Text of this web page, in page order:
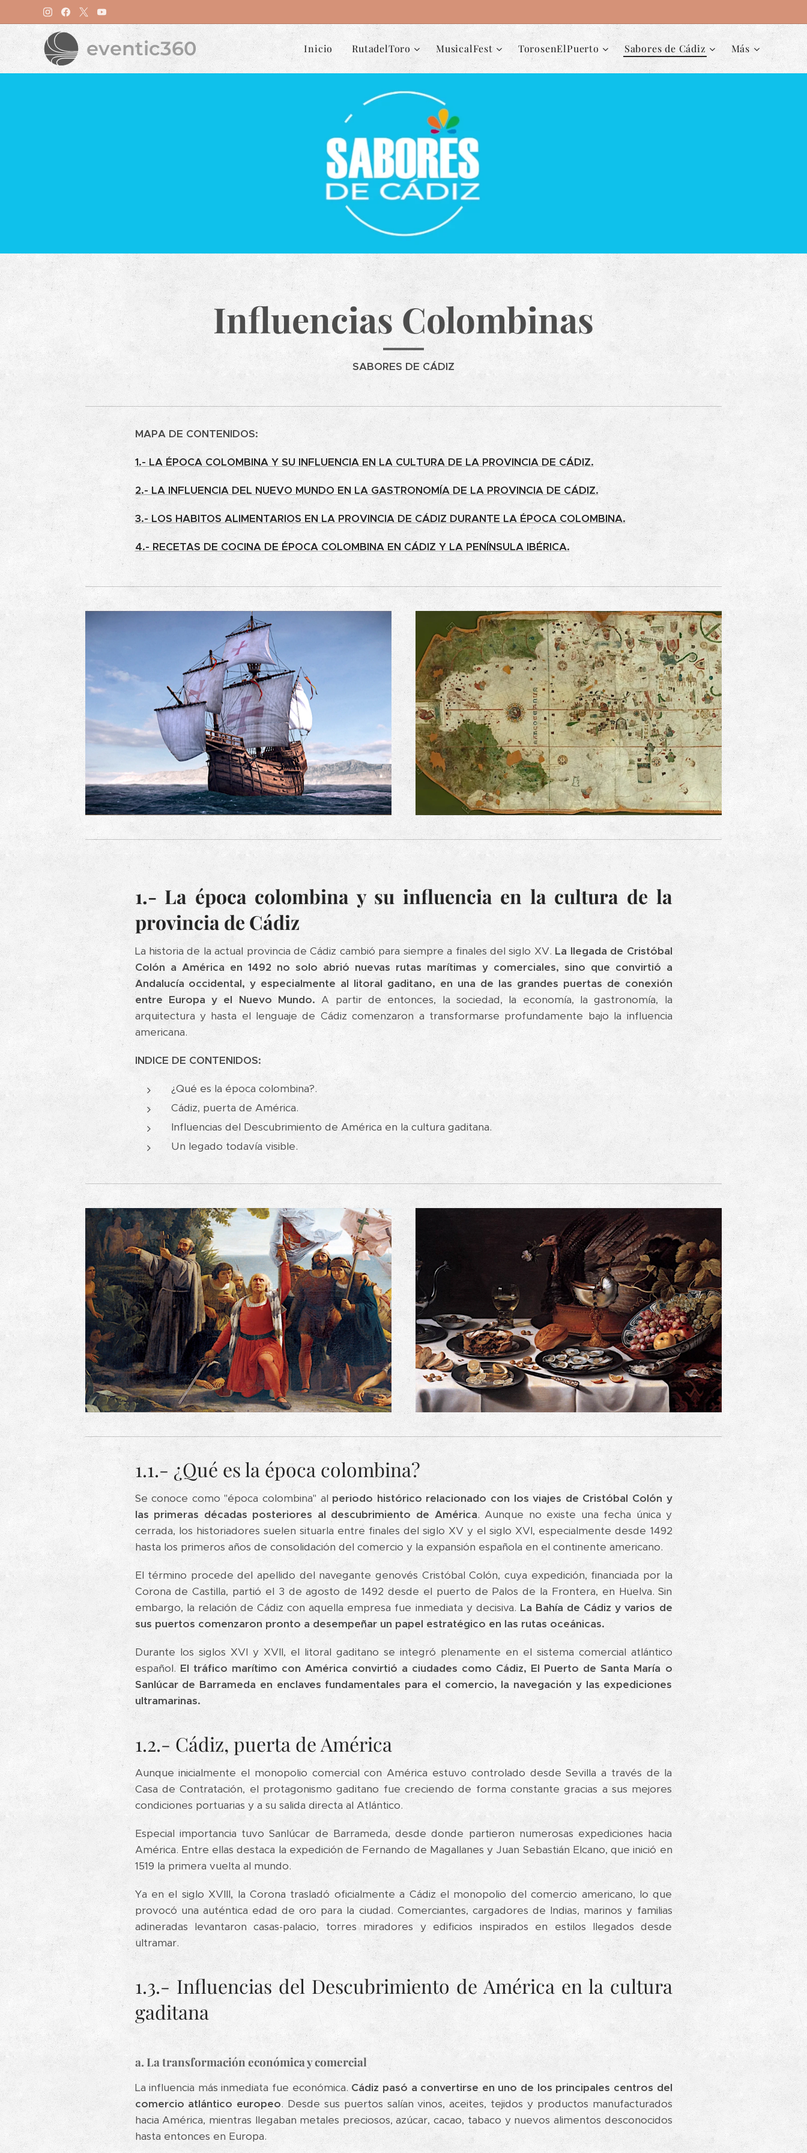
eventic360 Inicio RutadelToro MusicalFest TorosenElPuerto Sabores de Cádiz Más
Influencias Colombinas
SABORES DE CÁDIZ
MAPA DE CONTENIDOS:
1.- LA ÉPOCA COLOMBINA Y SU INFLUENCIA EN LA CULTURA DE LA PROVINCIA DE CÁDIZ.
2.- LA INFLUENCIA DEL NUEVO MUNDO EN LA GASTRONOMÍA DE LA PROVINCIA DE CÁDIZ.
3.- LOS HABITOS ALIMENTARIOS EN LA PROVINCIA DE CÁDIZ DURANTE LA ÉPOCA COLOMBINA.
4.- RECETAS DE COCINA DE ÉPOCA COLOMBINA EN CÁDIZ Y LA PENÍNSULA IBÉRICA.
1.- La época colombina y su influencia en la cultura de la
provincia de Cádiz
La historia de la actual provincia de Cádiz cambió para siempre a finales del siglo XV.La llegada de Cristóbal
Colón a América en 1492 no solo abrió nuevas rutas marítimas y comerciales, sino que convirtió a
Andalucía occidental, y especialmente al litoral gaditano, en una de las grandes puertas de conexión
entre Europa y el Nuevo Mundo.A partir de entonces, la sociedad, la economía, la gastronomía, la
arquitectura y hasta el lenguaje de Cádiz comenzaron a transformarse profundamente bajo la influencia
americana.
INDICE DE CONTENIDOS:
¿Qué es la época colombina?.
Cádiz, puerta de América.
Influencias del Descubrimiento de América en la cultura gaditana.
Un legado todavía visible.
1.1.- ¿Qué es la época colombina?
Se conoce como "época colombina" al periodo histórico relacionado con los viajes de Cristóbal Colón y
las primeras décadas posteriores al descubrimiento de América. Aunque no existe una fecha única y
cerrada, los historiadores suelen situarla entre finales del siglo XV y el siglo XVI, especialmente desde 1492
hasta los primeros años de consolidación del comercio y la expansión española en el continente americano.
El término procede del apellido del navegante genovés Cristóbal Colón, cuya expedición, financiada por la
Corona de Castilla, partió el 3 de agosto de 1492 desde el puerto de Palos de la Frontera, en Huelva. Sin
embargo, la relación de Cádiz con aquella empresa fue inmediata y decisiva. La Bahía de Cádiz y varios de
sus puertos comenzaron pronto a desempeñar un papel estratégico en las rutas oceánicas.
Durante los siglos XVI y XVII, el litoral gaditano se integró plenamente en el sistema comercial atlántico
español. El tráfico marítimo con América convirtió a ciudades como Cádiz, El Puerto de Santa María o
Sanlúcar de Barrameda en enclaves fundamentales para el comercio, la navegación y las expediciones
ultramarinas.
1.2.- Cádiz, puerta de América
Aunque inicialmente el monopolio comercial con América estuvo controlado desde Sevilla a través de la
Casa de Contratación, el protagonismo gaditano fue creciendo de forma constante gracias a sus mejores
condiciones portuarias y a su salida directa al Atlántico.
Especial importancia tuvo Sanlúcar de Barrameda, desde donde partieron numerosas expediciones hacia
América. Entre ellas destaca la expedición de Fernando de Magallanes y Juan Sebastián Elcano, que inició en
1519 la primera vuelta al mundo.
Ya en el siglo XVIII, la Corona trasladó oficialmente a Cádiz el monopolio del comercio americano, lo que
provocó una auténtica edad de oro para la ciudad. Comerciantes, cargadores de Indias, marinos y familias
adineradas levantaron casas-palacio, torres miradores y edificios inspirados en estilos llegados desde
ultramar.
1.3.- Influencias del Descubrimiento de América en la cultura
gaditana
a. La transformación económica y comercial
La influencia más inmediata fue económica. Cádiz pasó a convertirse en uno de los principales centros del
comercio atlántico europeo. Desde sus puertos salían vinos, aceites, tejidos y productos manufacturados
hacia América, mientras llegaban metales preciosos, azúcar, cacao, tabaco y nuevos alimentos desconocidos
hasta entonces en Europa.